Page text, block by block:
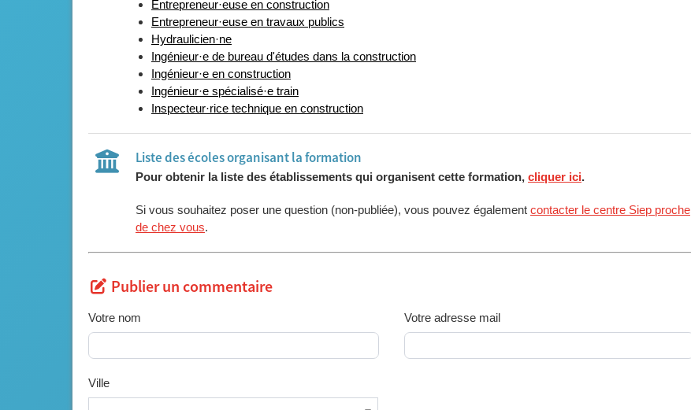
Entrepreneur·euse en construction
Entrepreneur·euse en travaux publics
Hydraulicien·ne
Ingénieur·e de bureau d'études dans la construction
Ingénieur·e en construction
Ingénieur·e spécialisé·e train
Inspecteur·rice technique en construction
Liste des écoles organisant la formation
Pour obtenir la liste des établissements qui organisent cette formation, cliquer ici.
Si vous souhaitez poser une question (non-publiée), vous pouvez également contacter le centre Siep proche
de chez vous.
Publier un commentaire
Votre nom Votre adresse mail
Ville